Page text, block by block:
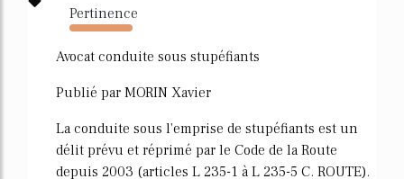
Pertinence
6975%
Avocat conduite sous stupéfiants
Publié par MORIN Xavier
La conduite sous l'emprise de stupéfiants est un
délit prévu et réprimé par le Code de la Route
depuis 2003 (articles L 235-1 à L 235-5 C. ROUTE).